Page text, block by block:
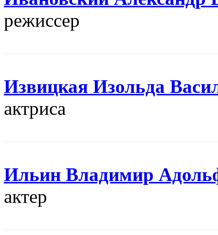
режисcер
Извицкая Изольда
актриса
Ильин Владимир
актер